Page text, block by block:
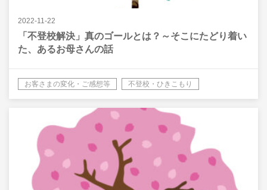
2022-11-22
「不登校解決」真のゴールとは？～そこにたどり着い
た、あるお母さんの話
お客さまの変化・ご感想等 不登校・ひきこもり